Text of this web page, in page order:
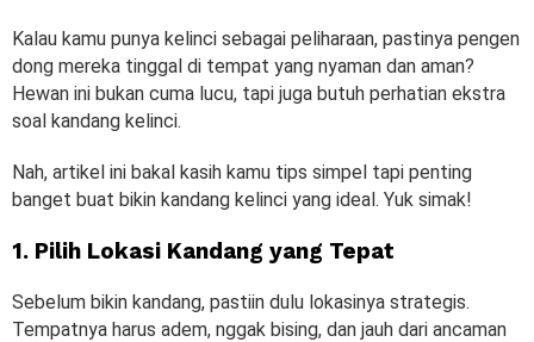
Kalau kamu punya kelinci sebagai peliharaan, pastinya pengen
dong mereka tinggal di tempat yang nyaman dan aman?
Hewan ini bukan cuma lucu, tapi juga butuh perhatian ekstra
soal kandang kelinci.
Nah, artikel ini bakal kasih kamu tips simpel tapi penting
banget buat bikin kandang kelinci yang ideal. Yuk simak!
1. Pilih Lokasi Kandang yang Tepat
Sebelum bikin kandang, pastiin dulu lokasinya strategis.
Tempatnya harus adem, nggak bising, dan jauh dari ancaman